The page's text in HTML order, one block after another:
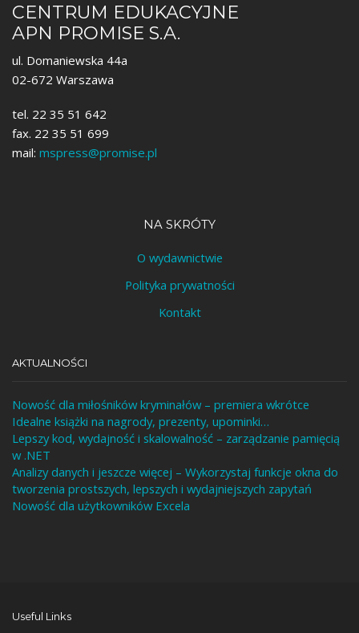
CENTRUM EDUKACYJNE
APN PROMISE S.A.
ul. Domaniewska 44a
02-672 Warszawa
tel. 22 35 51 642
fax. 22 35 51 699
mail: mspress@promise.pl
NA SKRÓTY
O wydawnictwie
Polityka prywatności
Kontakt
AKTUALNOŚCI
Nowość dla miłośników kryminałów – premiera wkrótce
Idealne książki na nagrody, prezenty, upominki…
Lepszy kod, wydajność i skalowalność – zarządzanie pamięcią
w .NET
Analizy danych i jeszcze więcej – Wykorzystaj funkcje okna do
tworzenia prostszych, lepszych i wydajniejszych zapytań
Nowość dla użytkowników Excela
Useful Links